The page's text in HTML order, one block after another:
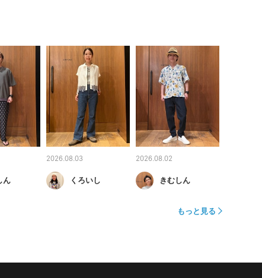
ん
2026.08.03
くろいし
2026.08.02
きむしん
もっと見る